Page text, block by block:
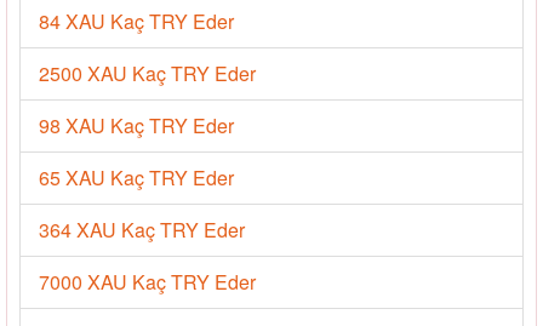
84 XAU Kaç TRY Eder
2500 XAU Kaç TRY Eder
98 XAU Kaç TRY Eder
65 XAU Kaç TRY Eder
364 XAU Kaç TRY Eder
7000 XAU Kaç TRY Eder